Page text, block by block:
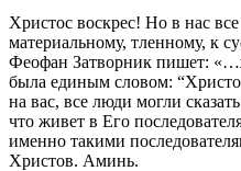
Христос воскрес! Но в нас
материальному, тленному, к
Феофан Затворник пишет:
была единым словом:
на вас, все люди могли
что живет в Его
именно такими
Христов. Аминь.